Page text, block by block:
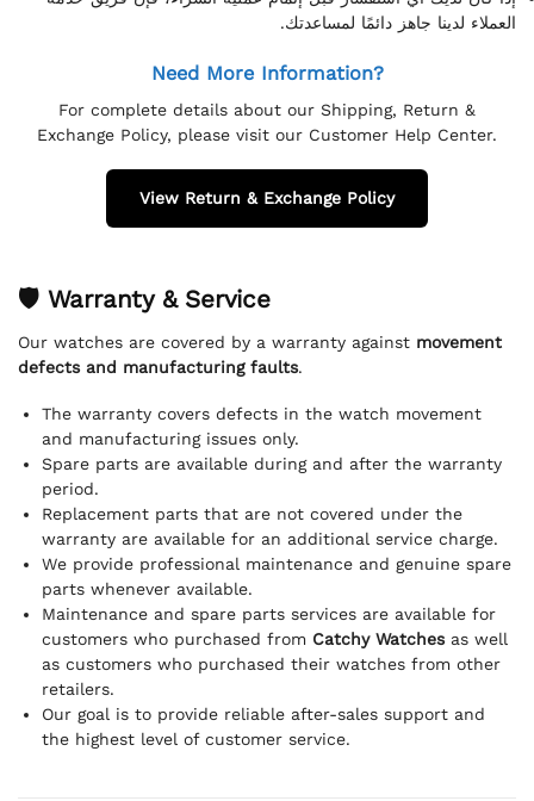
العملاء لدينا جاهز دائمًا لمساعدتك.
Need More Information?
For complete details about our Shipping, Return &
Exchange Policy, please visit our Customer Help Center.
View Return & Exchange Policy
🛡 Warranty & Service
Our watches are covered by a warranty against movement
defects and manufacturing faults.
The warranty covers defects in the watch movement
and manufacturing issues only.
Spare parts are available during and after the warranty
period.
Replacement parts that are not covered under the
warranty are available for an additional service charge.
We provide professional maintenance and genuine spare
parts whenever available.
Maintenance and spare parts services are available for
customers who purchased from Catchy Watchesas well
as customers who purchased their watches from other
retailers.
Our goal is to provide reliable after-sales support and
the highest level of customer service.